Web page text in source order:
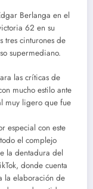
Berlanga en el
62 en su
tres cinturones de
supermediano.
las críticas de
mucho estilo ante
muy ligero que fue
especial con este
el complejo
la dentadura del
donde cuenta
la elaboración de